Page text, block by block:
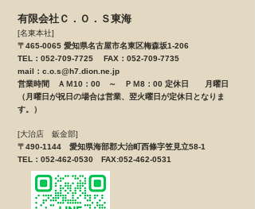
有限会社Ｃ．Ｏ．Ｓ東海
[名東本社]
〒465-0065 愛知県名古屋市名東区梅森坂1-206
TEL：052-709-7725 FAX：052-709-7735
mail： c.o.s@h7.dion.ne.jp
営業時間 ＡＭ10：00 ～ ＰＭ8：00 定休日 月曜日
（月曜日が祝日の場合は営業、翌火曜日が定休日となりま
す。）
[大治店 鈑金部]
〒490-1144 愛知県海部郡大治町西條字笠見立58-1
TEL：052-462-0530 FAX:052-462-0531